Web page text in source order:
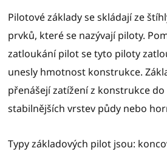
Pilotové základy se skládají ze
prvků, které se nazývají piloty.
zatloukání pilot se tyto piloty
unesly hmotnost konstrukce.
přenášejí zatížení z konstrukce
stabilnějších vrstev půdy nebo
Typy základových pilot jsou: